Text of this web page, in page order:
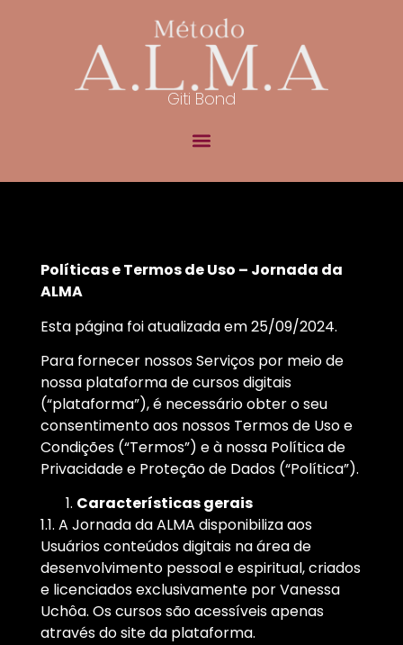
Giti Bond
Políticas e Termos de Uso – Jornada da
ALMA
Esta página foi atualizada em 25/09/2024.
Para fornecer nossos Serviços por meio de
nossa plataforma de cursos digitais
(“plataforma”), é necessário obter o seu
consentimento aos nossos Termos de Uso e
Condições (“Termos”) e à nossa Política de
Privacidade e Proteção de Dados (“Política”).
Características gerais
1.1. A Jornada da ALMA disponibiliza aos
Usuários conteúdos digitais na área de
desenvolvimento pessoal e espiritual, criados
e licenciados exclusivamente por Vanessa
Uchôa. Os cursos são acessíveis apenas
através do site da plataforma.